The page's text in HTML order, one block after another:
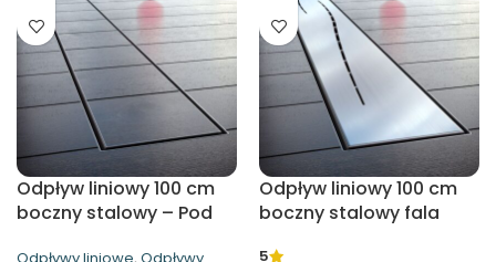
Odpływ liniowy 100 cm
boczny stalowy – Pod
Odpływ liniowy 100 cm
boczny stalowy fala
5